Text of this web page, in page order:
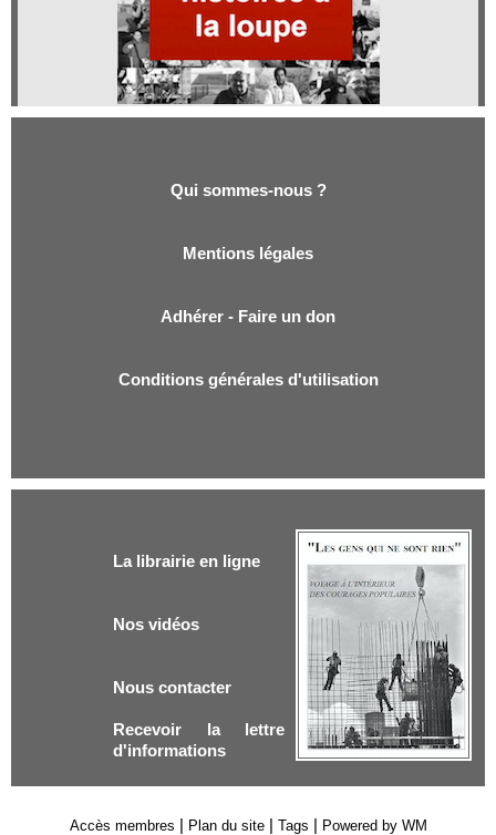
Qui sommes-nous ?
Mentions légales
Adhérer - Faire un don
Conditions générales d'utilisation
La librairie en ligne
Nos vidéos
Nous contacter
Recevoir la lettre
d'informations
Accès membres | Plan du site | Tags | Powered by WM